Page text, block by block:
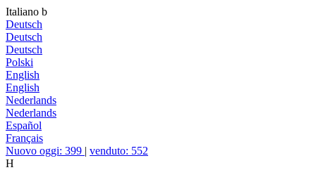
Italiano b
Deutsch
Deutsch
Deutsch
Polski
English
English
Nederlands
Nederlands
Español
Français
Nuovo oggi: 399 | venduto: 552
H